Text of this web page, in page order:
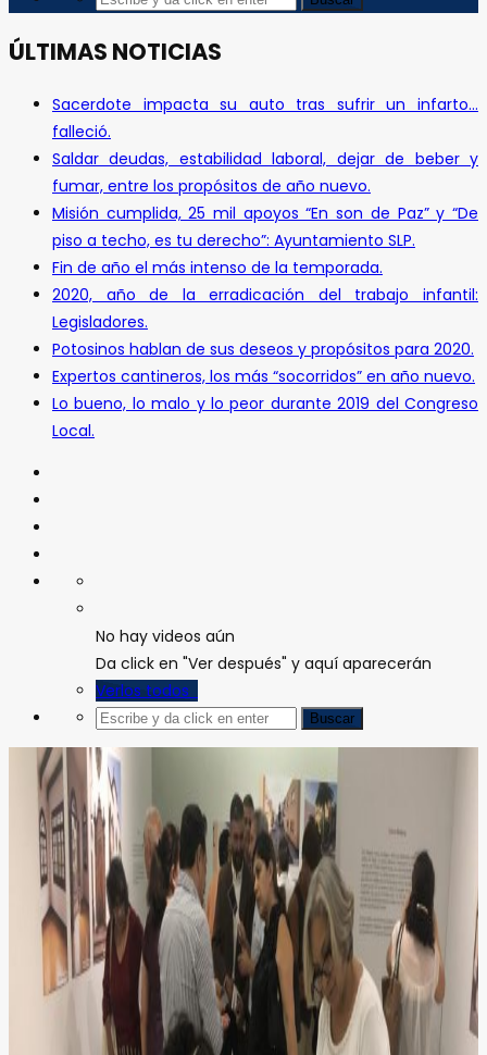
ÚLTIMAS NOTICIAS
Sacerdote impacta su auto tras sufrir un infarto…
falleció.
Saldar deudas, estabilidad laboral, dejar de beber y
fumar, entre los propósitos de año nuevo.
Misión cumplida, 25 mil apoyos “En son de Paz” y “De
piso a techo, es tu derecho”: Ayuntamiento SLP.
Fin de año el más intenso de la temporada.
2020, año de la erradicación del trabajo infantil:
Legisladores.
Potosinos hablan de sus deseos y propósitos para 2020.
Expertos cantineros, los más “socorridos” en año nuevo.
Lo bueno, lo malo y lo peor durante 2019 del Congreso
Local.
No hay videos aún
Da click en "Ver después" y aquí aparecerán
Verlos todos